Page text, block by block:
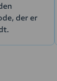
der er